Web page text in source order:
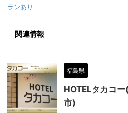
ランあり
関連情報
福島県
HOTELタカコ
市)